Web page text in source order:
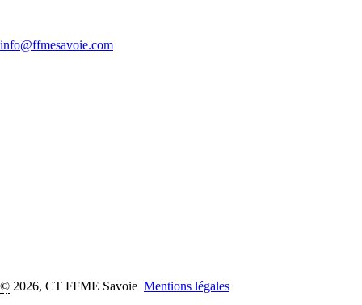
info@ffmesavoie.com
© 2026, CT FFME Savoie Mentions légales